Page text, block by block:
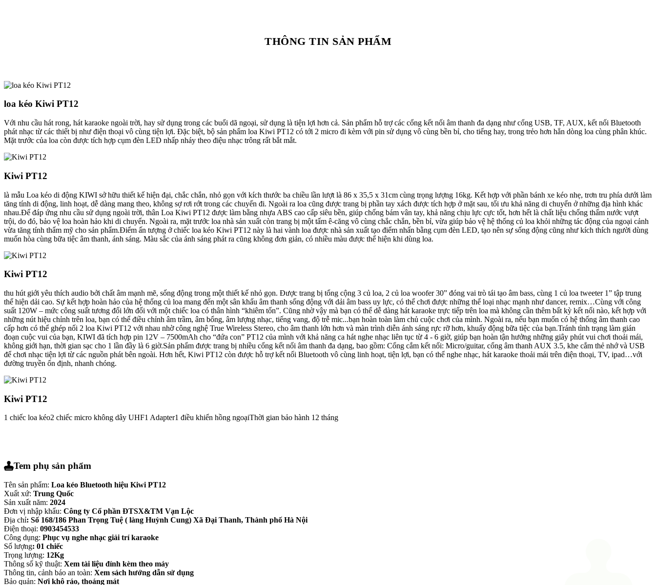
THÔNG TIN SẢN PHẨM
loa kéo Kiwi PT12
Với nhu cầu hát rong, hát karaoke ngoài trời, hay sử dụng trong các buổi dã ngoại, sử dụng là tiện lợi hơn cả. Sản phẩm hỗ trợ các cổng kết nối âm thanh đa dạng như cổng USB, TF, AUX, kết nối Bluetooth
phát nhạc từ các thiết bị như điện thoại vô cùng tiện lợi. Đặc biệt, bộ sản phẩm loa Kiwi PT12 có tới 2 micro đi kèm với pin sử dụng vô cùng bền bỉ, cho tiếng hay, trong trẻo hơn hẳn dòng loa cùng phân khúc.
Mặt trước của loa còn được tích hợp cụm đèn LED nhấp nháy theo điệu nhạc trông rất bắt mắt.
Kiwi PT12
là mẫu Loa kéo di động KIWI sở hữu thiết kế hiện đại, chắc chắn, nhỏ gọn với kích thước ba chiều lần lượt là 86 x 35,5 x 31cm cùng trọng lượng 16kg. Kết hợp với phần bánh xe kéo nhẹ, trơn tru phía dưới làm
tăng tính di động, linh hoạt, dễ dàng mang theo, không sợ rơi rớt trong các chuyến đi. Ngoài ra loa cũng được trang bị phần tay xách được tích hợp ở mặt sau, tối ưu khả năng di chuyển ở những địa hình khác
nhau.Để đáp ứng nhu cầu sử dụng ngoài trời, thân Loa Kiwi PT12 được làm bằng nhựa ABS cao cấp siêu bền, giúp chống bám vân tay, khả năng chịu lực cực tốt, hơn hết là chất liệu chống thấm nước vượt
trội, do đó, bảo vệ loa hoàn hảo khi di chuyển. Ngoài ra, mặt trước loa nhà sản xuất còn trang bị một tấm ê-căng vô cùng chắc chắn, bền bỉ, vừa giúp bảo vệ hệ thống củ loa khỏi những tác động của ngoại cảnh
vừa tăng tính thẩm mỹ cho sản phẩm.Điểm ấn tượng ở chiếc loa kéo Kiwi PT12 này là hai vành loa được nhà sản xuất tạo điểm nhấn bằng cụm đèn LED, tạo nên sự sống động cũng như kích thích người dùng
muốn hòa cùng bữa tiệc âm thanh, ánh sáng. Màu sắc của ánh sáng phát ra cũng không đơn giản, có nhiều màu được thể hiện khi dùng loa.
Kiwi PT12
thu hút giới yêu thích audio bởi chất âm mạnh mẽ, sống động trong một thiết kế nhỏ gọn. Được trang bị tổng cộng 3 củ loa, 2 củ loa woofer 30” đóng vai trò tái tạo âm bass, cùng 1 củ loa tweeter 1” tập trung
thể hiện dải cao. Sự kết hợp hoàn hảo của hệ thống củ loa mang đến một sân khấu âm thanh sống động với dải âm bass uy lực, có thể chơi được những thể loại nhạc mạnh như dancer, remix…Cùng với công
suất 120W – mức công suất tương đối lớn đối với một chiếc loa có thân hình “khiêm tốn”. Cũng nhờ vậy mà bạn có thể dễ dàng hát karaoke trực tiếp trên loa mà không cần thêm bất kỳ kết nối nào, kết hợp với
những nút hiệu chỉnh trên loa, bạn có thể điều chỉnh âm trầm, âm bổng, âm lượng nhạc, tiếng vang, độ trễ mic...bạn hoàn toàn làm chủ cuộc chơi của mình. Ngoài ra, nếu bạn muốn có hệ thống âm thanh cao
cấp hơn có thể ghép nối 2 loa Kiwi PT12 với nhau nhờ công nghệ True Wireless Stereo, cho âm thanh lớn hơn và màn trình diễn ánh sáng rực rỡ hơn, khuấy động bữa tiệc của bạn.Tránh tình trạng làm gián
đoạn cuộc vui của bạn, KIWI đã tích hợp pin 12V – 7500mAh cho “đứa con” PT12 của mình với khả năng ca hát nghe nhạc liên tục từ 4 - 6 giờ, giúp bạn hoàn tận hưởng những giây phút vui chơi thoải mái,
không giới hạn, thời gian sạc cho 1 lần đầy là 6 giờ.Sản phẩm được trang bị nhiều cổng kết nối âm thanh đa dạng, bao gồm: Cổng cắm kết nối: Micro/guitar, cổng âm thanh AUX 3.5, khe cắm thẻ nhớ và USB
để chơi nhạc tiện lợi từ các nguồn phát bên ngoài. Hơn hết, Kiwi PT12 còn được hỗ trợ kết nối Bluetooth vô cùng linh hoạt, tiện lợi, bạn có thể nghe nhạc, hát karaoke thoải mái trên điện thoại, TV, ipad…với
đường truyền ổn định, nhanh chóng.
Kiwi PT12
1 chiếc loa kéo2 chiếc micro không dây UHF1 Adapter1 điều khiển hồng ngoạiThời gian bảo hành 12 tháng
Tem phụ sản phẩm
Tên sản phẩm: Loa kéo Bluetooth hiệu Kiwi PT12
Xuất xứ: Trung Quốc
Sản xuất năm: 2024
Đơn vị nhập khẩu: Công ty Cổ phần ĐTSX&TM Vạn Lộc
Địa chỉ: Số 168/186 Phan Trọng Tuệ ( làng Huỳnh Cung) Xã Đại Thanh, Thành phố Hà Nội
Điện thoại: 0903454533
Công dụng: Phục vụ nghe nhạc giải trí karaoke
Số lượng: 01 chiếc
Trọng lượng: 12Kg
Thông số kỹ thuật: Xem tài liệu đính kèm theo máy
Thông tin, cảnh báo an toàn: Xem sách hướng dẫn sử dụng
Bảo quản: Nơi khô ráo, thoáng mát